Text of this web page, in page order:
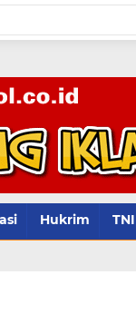
Hukrim